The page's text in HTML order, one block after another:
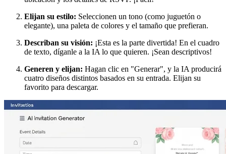
Elijan su estilo: Seleccionen un tono (como juguetón o
elegante), una paleta de colores y el tamaño que prefieran.
Describan su visión: ¡Esta es la parte divertida! En el cuadro
de texto, díganle a la IA lo que quieren. ¡Sean descriptivos!
Generen y elijan: Hagan clic en "Generar", y la IA producirá
cuatro diseños distintos basados en su entrada. Elijan su
favorito para descargar.